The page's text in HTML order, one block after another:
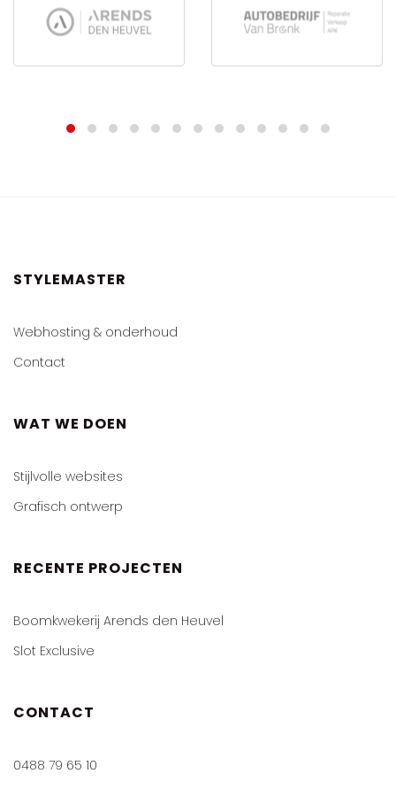
STYLEMASTER
Webhosting & onderhoud
Contact
WAT WE DOEN
Stijlvolle websites
Grafisch ontwerp
RECENTE PROJECTEN
Boomkwekerij Arends den Heuvel
Slot Exclusive
CONTACT
0488 79 65 10